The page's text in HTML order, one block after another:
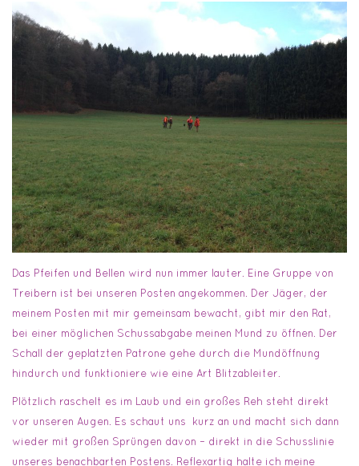
Das Pfeifen und Bellen wird nun immer lauter. Eine Gruppe von
Treibern ist bei unseren Posten angekommen. Der Jäger, der
meinem Posten mit mir gemeinsam bewacht, gibt mir den Rat,
bei einer möglichen Schussabgabe meinen Mund zu öffnen. Der
Schall der geplatzten Patrone gehe durch die Mundöffnung
hindurch und funktioniere wie eine Art Blitzableiter.
Plötzlich raschelt es im Laub und ein großes Reh steht direkt
vor unseren Augen. Es schaut uns kurz an und macht sich dann
wieder mit großen Sprüngen davon – direkt in die Schusslinie
unseres benachbarten Postens. Reflexartig halte ich meine